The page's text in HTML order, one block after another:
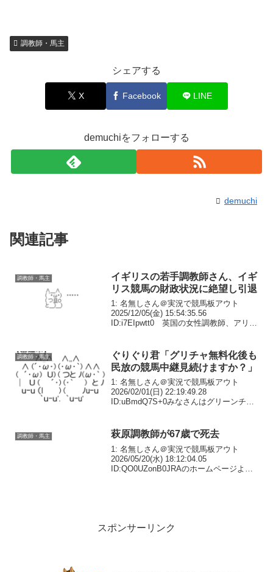
調教師・馬主
シェアする
X Facebook LINE
demuchiをフォローする
demuchi
関連記事
調教師・馬主
イギリスの若手調教師さん、イギ
リス競馬の財政状況に絶望し引退
1: 名無しさん＠実況で競馬板アウト
2025/12/05(金) 15:54:35.56
ID:i7EIpwtt0 英国の女性調教師、アリ
引退することを厩舎のXで発...
調教師・馬主
ぐりぐり君「グリチャ無料化後も
民放の競馬中継見続けますか？」
1: 名無しさん＠実況で競馬板アウト
2026/02/01(日) 22:19:49.28
ID:uBmdQ7S+0みなさんはグリーンチャ
けますか？JRAは年間40億円も...
調教師・馬主 萩原調教師が67歳で死去
1: 名無しさん＠実況で競馬板アウト
2026/05/20(水) 18:12:04.05
ID:QO0UZonB0JRAのホームページより
スポンサーリンク